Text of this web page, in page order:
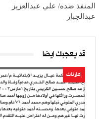
المنفذ ضده/ علي عبدالعزيز
عبدالجبار
قد يعجبك ايضا
إعلانات